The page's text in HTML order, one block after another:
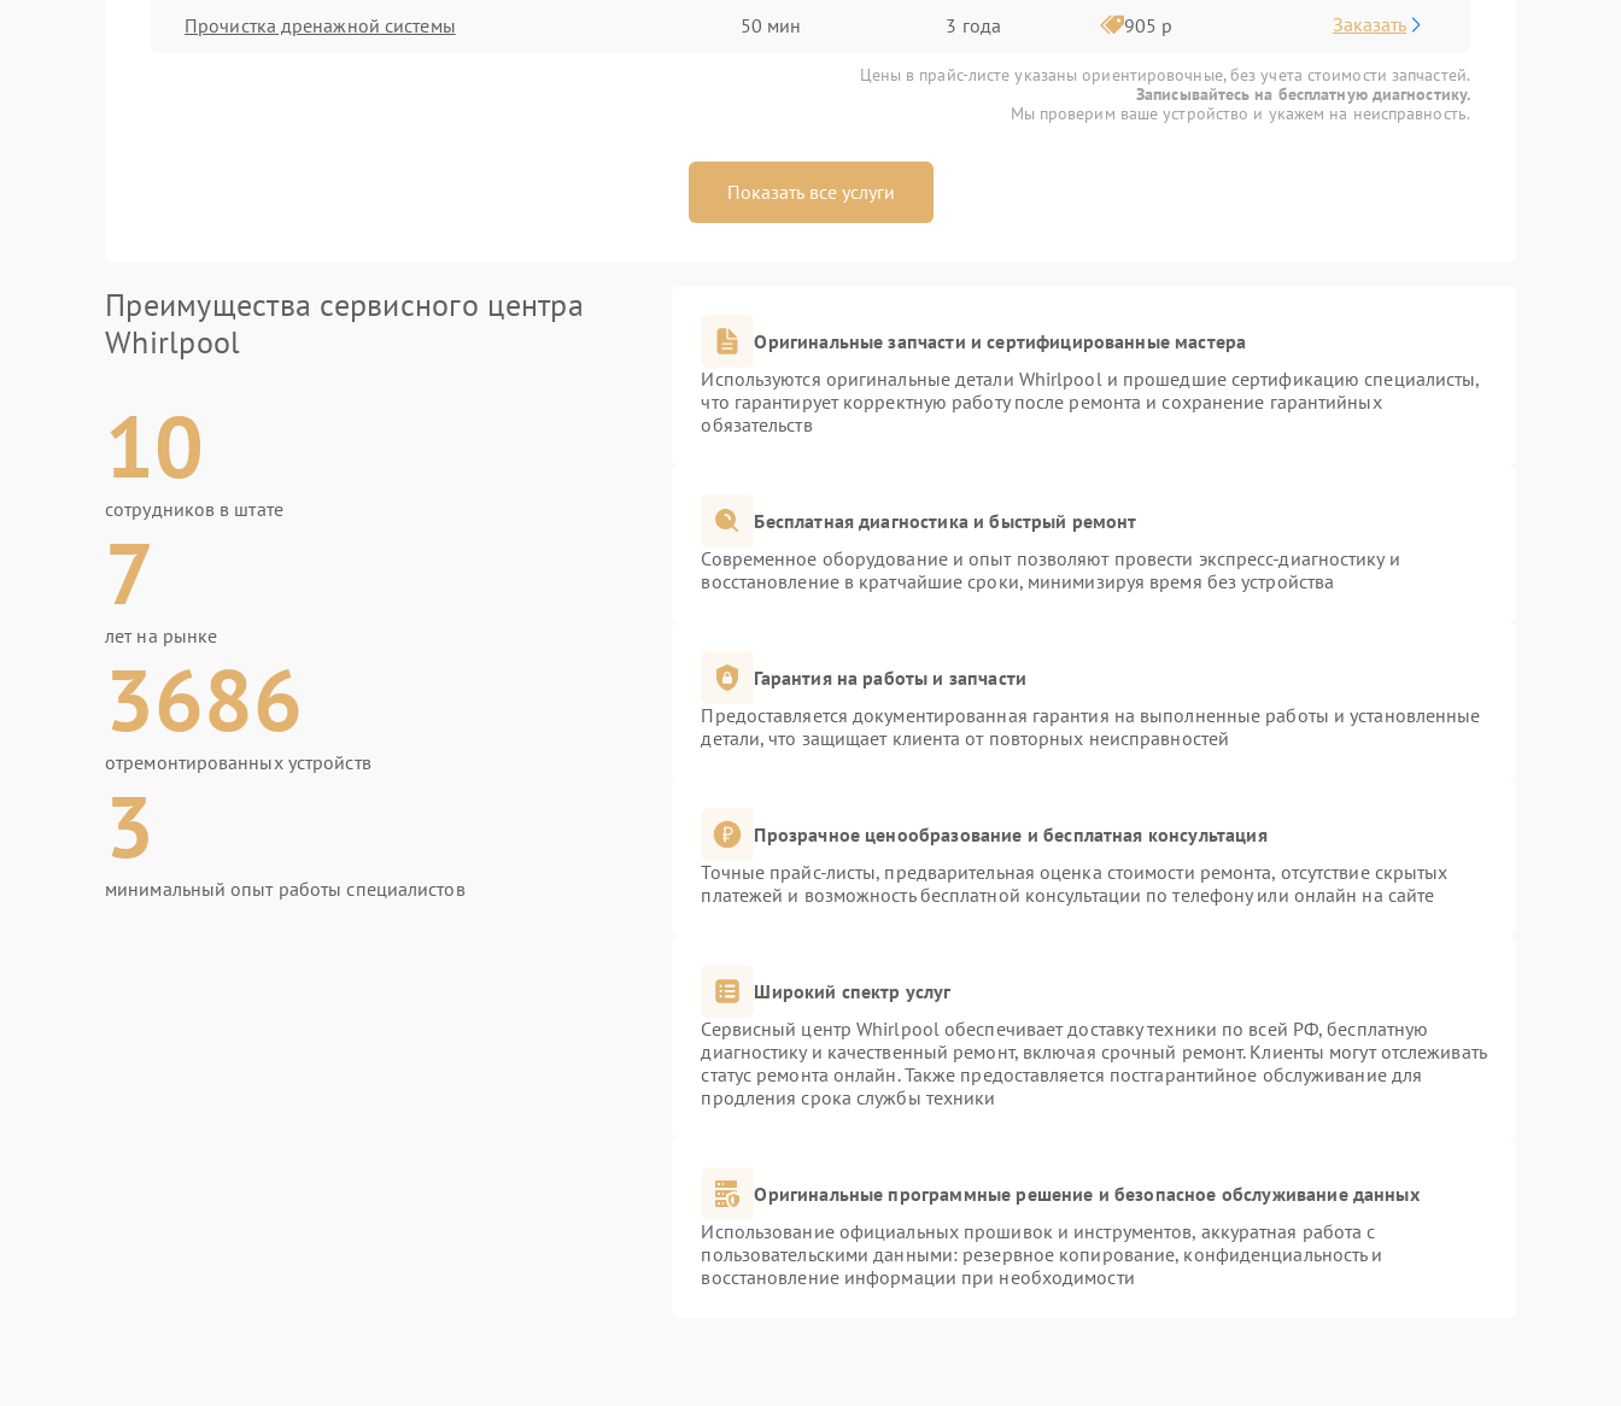
Прочистка дренажной системы 50 мин 3 года 905 р Заказать
Цены в прайс-листе указаны ориентировочные, без учета стоимости запчастей.
Записывайтесь на бесплатную диагностику.
Мы проверим ваше устройство и укажем на неисправность.
Показать все услуги
Преимущества сервисного центра
Whirlpool
10
сотрудников в штате
7
лет на рынке
3686
отремонтированных устройств
3
минимальный опыт работы специалистов
Оригинальные запчасти и сертифицированные мастера
Используются оригинальные детали Whirlpool и прошедшие сертификацию специалисты,
что гарантирует корректную работу после ремонта и сохранение гарантийных
обязательств
Бесплатная диагностика и быстрый ремонт
Современное оборудование и опыт позволяют провести экспресс-диагностику и
восстановление в кратчайшие сроки, минимизируя время без устройства
Гарантия на работы и запчасти
Предоставляется документированная гарантия на выполненные работы и установленные
детали, что защищает клиента от повторных неисправностей
Прозрачное ценообразование и бесплатная консультация
Точные прайс-листы, предварительная оценка стоимости ремонта, отсутствие скрытых
платежей и возможность бесплатной консультации по телефону или онлайн на сайте
Широкий спектр услуг
Сервисный центр Whirlpool обеспечивает доставку техники по всей РФ, бесплатную
диагностику и качественный ремонт, включая срочный ремонт. Клиенты могут отслеживать
статус ремонта онлайн. Также предоставляется постгарантийное обслуживание для
продления срока службы техники
Оригинальные программные решение и безопасное обслуживание данных
Использование официальных прошивок и инструментов, аккуратная работа с
пользовательскими данными: резервное копирование, конфиденциальность и
восстановление информации при необходимости